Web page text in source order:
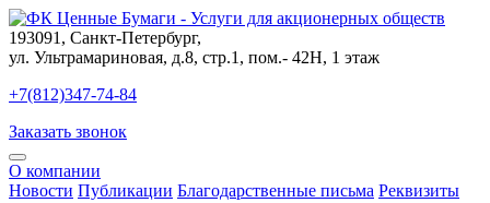
193091 , Санкт-Петербург,
ул. Ультрамариновая, д.8, стр.1, пом.- 42Н, 1 этаж
+7(812)347-74-84
Заказать звонок
О компании
Новости Публикации Благодарственные письма Реквизиты